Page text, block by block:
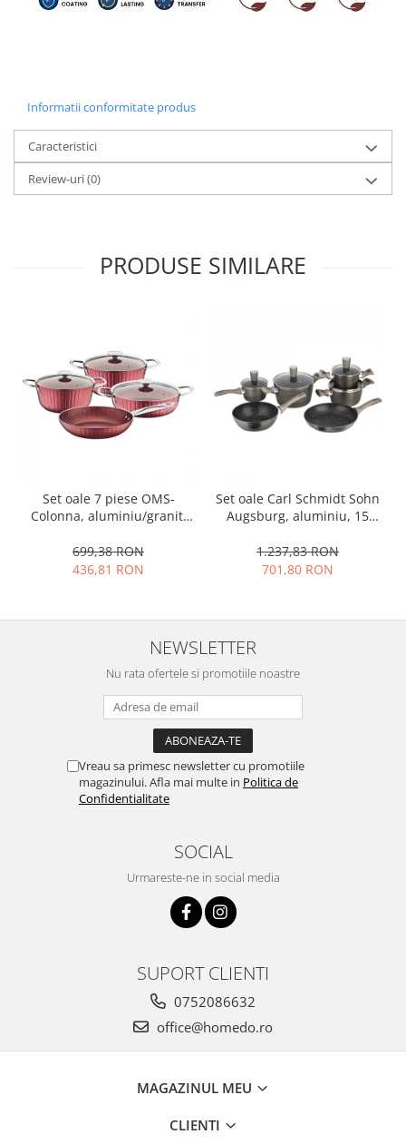
Informatii conformitate produs
Caracteristici
Review-uri(0)
PRODUSE SIMILARE
Set oale 7 piese OMS-
Colonna, aluminiu/granit,
699,38 RON
436,81 RON
Set oale Carl Schmidt Sohn
Augsburg, aluminiu, 15
1.237,83 RON
701,80 RON
NEWSLETTER
Nu rata ofertele si promotiile noastre
Vreau sa primesc newsletter cu promotiile
magazinului. Afla mai multe in Politica de
Confidentialitate
SOCIAL
Urmareste-ne in social media
SUPORT CLIENTI
0752086632
office@homedo.ro
MAGAZINUL MEU
CLIENTI